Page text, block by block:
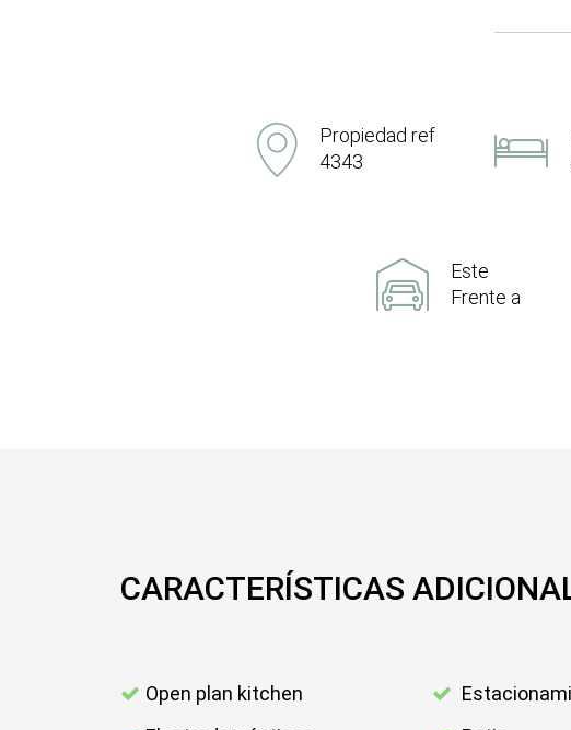
Propiedad ref
4343
Este
Frente a
CARACTERÍSTICAS
Open plan kitchen